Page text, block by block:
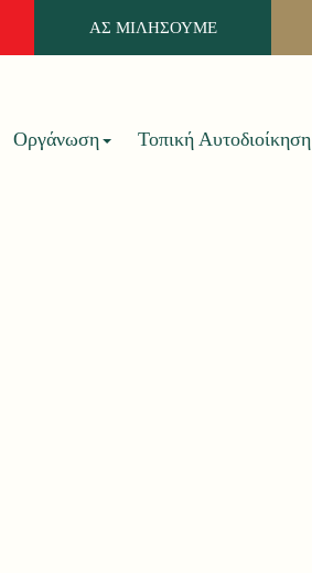
ΑΣ ΜΙΛΗΣΟΥΜΕ
Οργάνωση Τοπική Αυτοδιοίκηση